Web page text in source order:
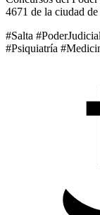
4671 de la ciudad de
#Salta
#Psiquiatría